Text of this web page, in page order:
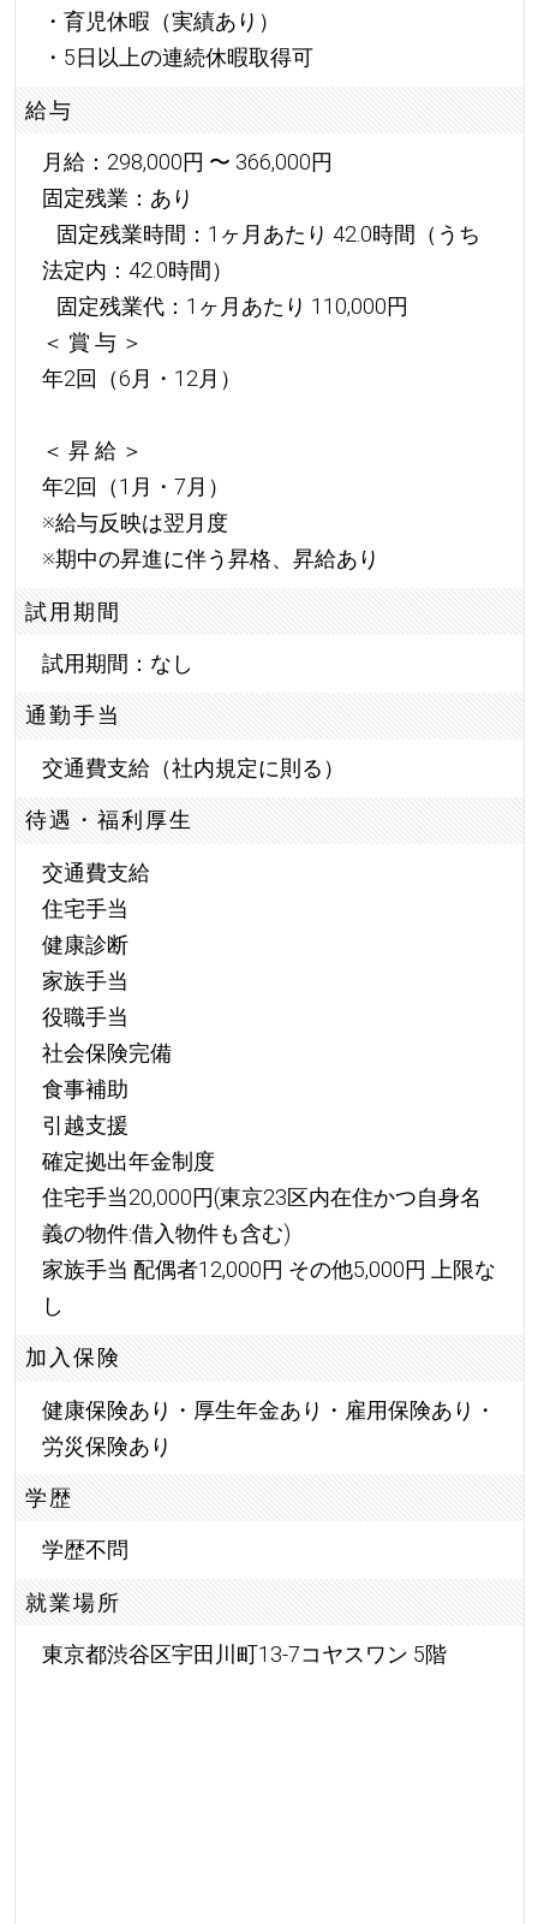
・育児休暇（実績あり）
・5日以上の連続休暇取得可
給与
月給：298,000円 〜 366,000円
固定残業：あり
固定残業時間：1ヶ月あたり 42.0時間（うち
法定内：42.0時間）
固定残業代：1ヶ月あたり 110,000円
＜ 賞 与 ＞
年2回（6月・12月）
＜ 昇 給 ＞
年2回（1月・7月）
※給与反映は翌月度
※期中の昇進に伴う昇格、昇給あり
試用期間
試用期間：なし
通勤手当
交通費支給（社内規定に則る）
待遇・福利厚生
交通費支給
住宅手当
健康診断
家族手当
役職手当
社会保険完備
食事補助
引越支援
確定拠出年金制度
住宅手当20,000円(東京23区内在住かつ自身名
義の物件:借入物件も含む)
家族手当 配偶者12,000円 その他5,000円 上限な
し
加入保険
健康保険あり・厚生年金あり・雇用保険あり・
労災保険あり
学歴
学歴不問
就業場所
東京都渋谷区宇田川町13-7コヤスワン 5階